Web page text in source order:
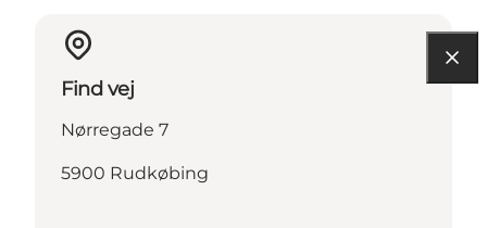
Find vej
Nørregade 7
5900 Rudkøbing